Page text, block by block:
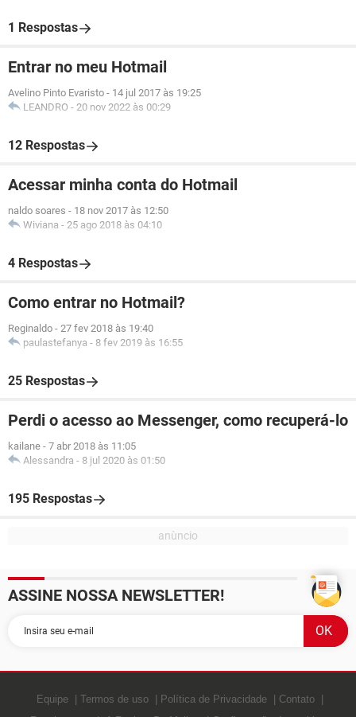
1 Respostas
Entrar no meu Hotmail
Avelino Pinto Evaristo - 14 jul 2017 às 19:25
LEANDRO - 20 nov 2022 às 00:29
12 Respostas
Acessar minha conta do Hotmail
naldo soares - 18 nov 2017 às 12:50
Wiviana - 25 ago 2018 às 04:10
4 Respostas
Como entrar no Hotmail?
Reginaldo - 27 fev 2018 às 19:40
paulastefanya - 8 fev 2019 às 16:55
25 Respostas
Perdi o acesso ao Messenger, como recuperá-lo
kailane - 7 abr 2018 às 11:05
Alessandra - 8 jul 2020 às 01:50
195 Respostas
ASSINE NOSSA NEWSLETTER!
Equipe Termos de uso Política de Privacidade
Contato